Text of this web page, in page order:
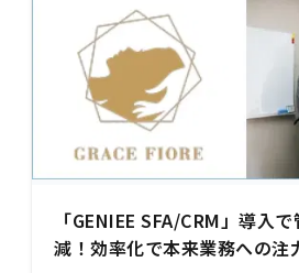
「GENIEE SFA/CRM」導入
減！効率化で本来業務への注